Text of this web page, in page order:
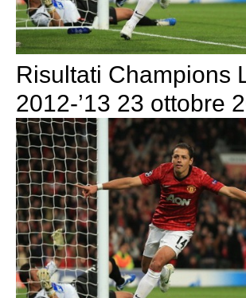
Risultati Champions
2012-’13 23 ottobre